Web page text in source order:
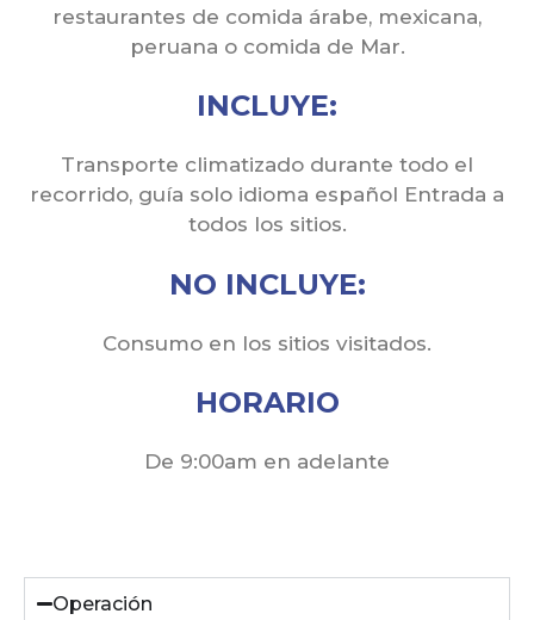
restaurantes de comida árabe, mexicana,
peruana o comida de Mar.
INCLUYE:
Transporte climatizado durante todo el
recorrido, guía solo idioma español Entrada a
todos los sitios.
NO INCLUYE:
Consumo en los sitios visitados.
HORARIO
De 9:00am en adelante
Operación